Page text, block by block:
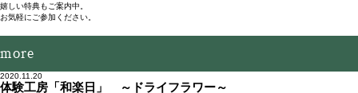
嬉しい特典もご案内中。
お気軽にご参加ください。
more
2020.11.20
体験工房「和楽日」 ～ドライフラワー～